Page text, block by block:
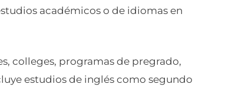
académicos o de idiomas en
colleges, programas de pregrado,
estudios de inglés como segundo